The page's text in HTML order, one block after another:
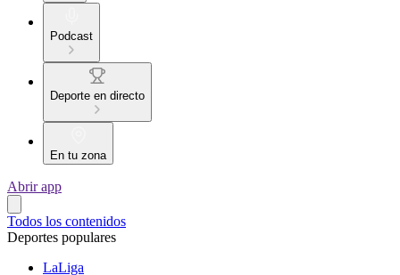
Podcast
Deporte en directo
En tu zona
Abrir app
Todos los contenidos
Deportes populares
LaLiga